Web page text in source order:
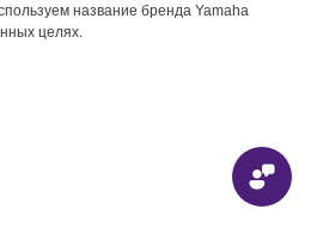
название бренда Yamaha
целях.